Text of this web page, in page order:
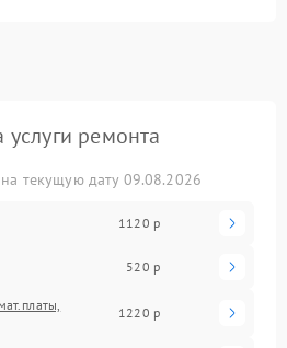
ремонта
текущую дату 09.08.2026
1120 р
520 р
1220 р